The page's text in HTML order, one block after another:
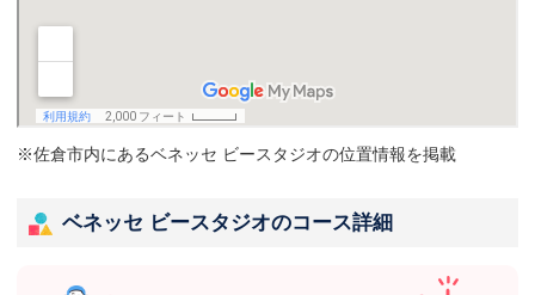
※佐倉市内にあるベネッセ ビースタジオの位置情報を掲載
ベネッセ ビースタジオのコース詳細